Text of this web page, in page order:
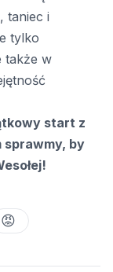
taniec i
tylko
także w
start z
sprawmy, by
😡